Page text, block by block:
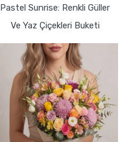
Pastel Sunrise: Renkli Güller
Ve Yaz Çiçekleri Buketi